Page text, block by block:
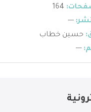
---
حسين خطاب
---